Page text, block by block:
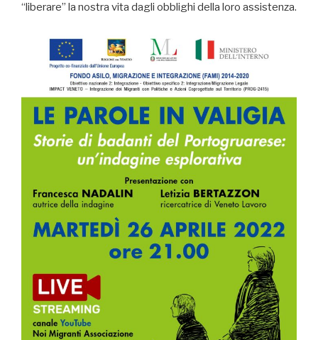
“liberare” la nostra vita dagli obblighi della loro assistenza.